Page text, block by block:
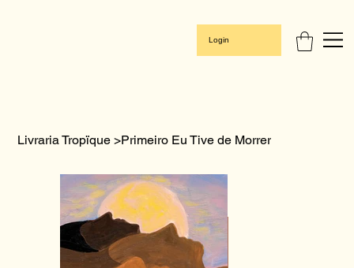
Login
Livraria Tropïque >Primeiro Eu Tive de Morrer